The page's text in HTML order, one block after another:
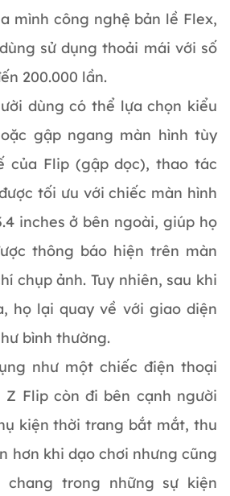
mình công nghệ bản lề Flex,
sử dụng thoải mái với số
200.000 lần.
dùng có thể lựa chọn kiểu
gập ngang màn hình tùy
của Flip (gập dọc), thao tác
tối ưu với chiếc màn hình
inches ở bên ngoài, giúp họ
thông báo hiện trên màn
chụp ảnh. Tuy nhiên, sau khi
họ lại quay về với giao diện
bình thường.
như một chiếc điện thoại
Flip còn đi bên cạnh người
kiện thời trang bắt mắt, thu
hơn khi dạo chơi nhưng cũng
chang trong những sự kiện